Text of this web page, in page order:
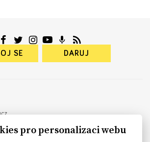
SE DARUJ
pro personalizaci webu